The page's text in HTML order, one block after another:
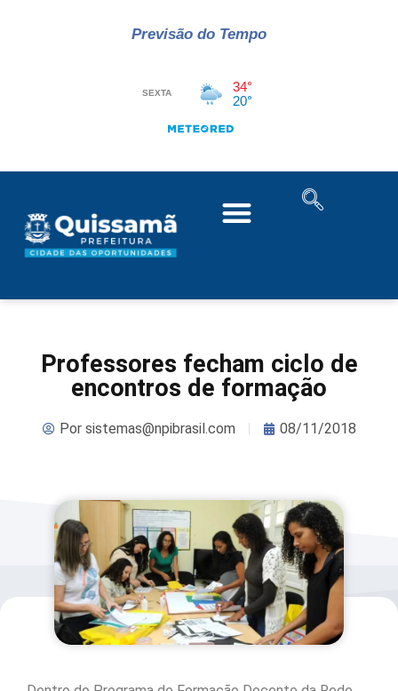
Previsão do Tempo
Professores fecham ciclo de
encontros de formação
Porsistemas@npibrasil.com 08/11/2018